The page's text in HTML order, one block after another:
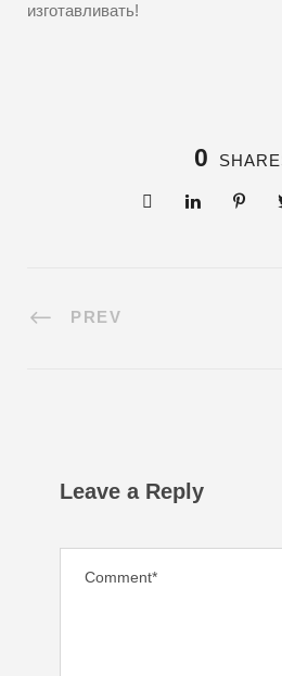
изготавливать!
0
PREV
Leave a Reply